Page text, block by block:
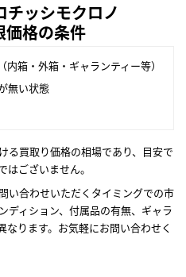
チッシモクロノ
価格の条件
箱・外箱・ギャランティー等）
無い状態
る買取り価格の相場であり、目安で
はございません。
い合わせいただくタイミングでの市
ディション、付属品の有無、ギャラ
なります。お気軽にお問い合わせく